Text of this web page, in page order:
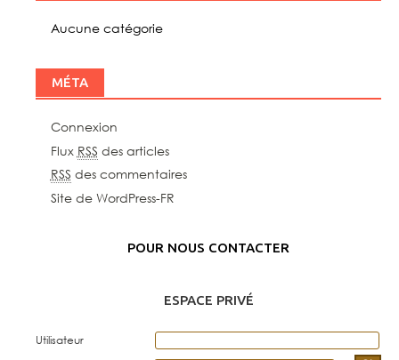
Aucune catégorie
MÉTA
Connexion
Flux RSS des articles
RSS des commentaires
Site de WordPress-FR
POUR NOUS CONTACTER
ESPACE PRIVÉ
Utilisateur